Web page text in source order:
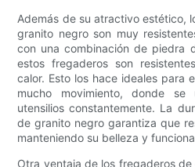
Además de su atractivo estético,
granito negro son muy
con una combinación de piedra
estos fregaderos son
calor. Esto los hace ideales para
mucho movimiento, donde
utensilios constantemente. La
de granito negro garantiza que
manteniendo su belleza y
Otra ventaja de los fregaderos